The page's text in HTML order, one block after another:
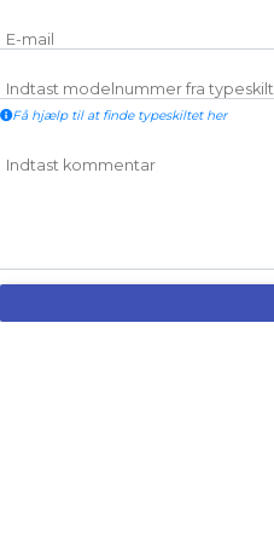
E-mail
Indtast modelnummer fra typeskilt
Få hjælp til at finde typeskiltet her
Indtast kommentar